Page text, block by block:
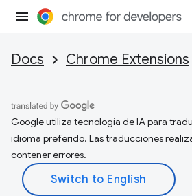
Docs Chrome Extensions
Google utiliza tecnología de IA para
idioma preferido. Las traducciones
contener errores.